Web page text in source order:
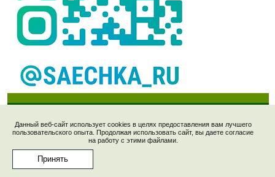
Данный веб-сайт использует cookies в целях предоставления вам лучшего
пользовательского опыта. Продолжая использовать сайт, вы даете согласие
на работу с этими файлами.
Принять
Рецепты © 2006-2023, "Saechka.Ru". E-mail:
saechka@saechka.ru
Перепечатка материалов запрещена без ссылки на